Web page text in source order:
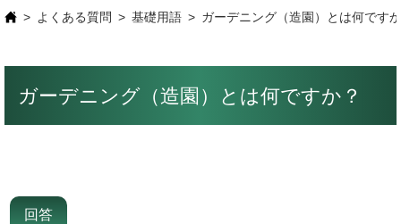
よくある質問 基礎用語 ガーデニング（造園）とは何です
ガーデニング（造園）とは何ですか？